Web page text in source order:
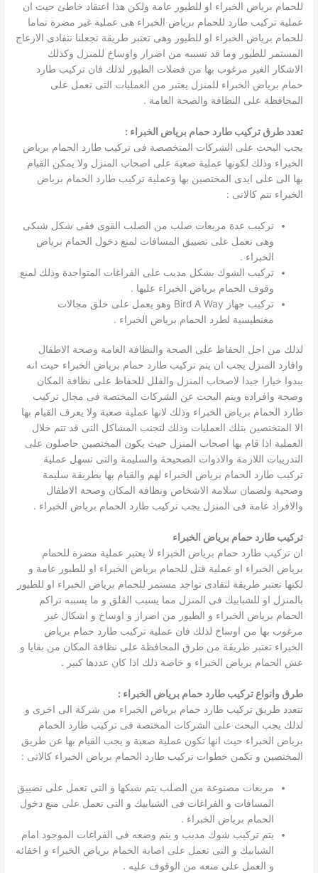
للحمام برياض الخبراء او للطيور عامة ولكن هذا اعتقاد خاطئ حيث ان
عملية تركيب طارد للحمام برياض الخبراء هى عملية غير مضرة تماما
للحمام برياض الخبراء او للطيور وهى تعتبر طريقة تجعلنا نتفادى الازعاج
المستمر للطيور وما قد تسببه من اضرار واوساخ للمنزل وكذلك
الاشكار الغير مرغوب بها من فضلات الطيور لذلك فان تركيب طارد
حمام برياض الخبراء للمنزل يعتبر من العمليات التى تعمل على
المحافظة على النظافة والصحة العامة .
تعدد طرق تركيب طارد حمام برياض الخبراء :
يجب البحث على الشركات المتخصصة فى تركيب طارد الحمام برياض
الخبراء وذلك لكونها عملية صعبة على اصحاب المنزل ولا يمكن القيام
بها الى على ايدى المختصين بها وعملية تركيب طارد الحمام برياض
الخبراء تتم كالاتى :
تركيب عدة مربعات صلب من الصلب القوى فقى شكل شبكى
وهى تعمل على تضييق المسافات لمنع دخول الحمام برياض
الخبراء .
تركيب الشوك بشكل مدبب على الفراغات المتواجدة وذلك لمنع
وقوف الحمام برياض الخبراء عليها .
تركيب جهاز Bird A Way وهو يعمل على خلق مجالات
مغنطيسية لطرد الحمام برياض الخبراء .
لذلك من اجل الحفاظ على الصحة والنظافة العامة وصحة الاطفال
وافارد المنزل يجب ان يتم تركيب طارد حمام برياض الخبراء حيث انه
يبدوا خيارا جيدا لاصحاب المنزل والفلل للحفاظ على نظافة المكان
وصحة وافراده ويتم البحث عن الشركات المختصة فى مجال تركيب
طارد الحمام برياض الخبراء وذلك لانها عملية صعبة ولا يعرف القيام بها
الا المتختصين بتلك العمليات وذلك لتجنب المشاكل التى قد تتم خلال
العملية اذا قام بها اصحاب المنزل حيث يكون المختصين حاصلون على
التدريبات اللازمة والادوات الصحيحة والسليمة والتى تسهل عملية
تركيب طارد الحمام برياض الخبراء لهم والقيام بها بطريقة سليمة
وصحية ولضمان سلامة الاشخاص ونظافة المكان وصحة الاطفال
والافراد عامة فى المنزل يجب تركيب طارد الحمام برياض الخبراء .
تركيب طارد حمام برياض الخبراء
ان تركيب طارد حمام برياض الخبراء لا يعتبر عملية مضرة للحمام
برياض الخبراء او عملية قتل للحمام برياض الخبراء او للطيور عامة و
لكنها تعتبر طريقة لتفادى تواجد مستمر للحمام برياض الخبراء او للطيور
بالمنزل او للشبابيك فى المنزل مما يسبب القلق و ما يسببه تراكم
الحمام برياض الخبراء و الطيور من اضرار و اوساخ و اشكال غير
مرغوب بها من اوساخ لذلك فان عملية تركيب طارد حمام برياض
الخبراء تعتبر طريقة من طرق المحافظة على نظافة المكان من بقايا و
عش الحمام برياض الخبراء و خاصة ذلك اذا كان عددها كبير .
طرق وانواع تركيب طارد حمام برياض الخبراء :
تتعدد طريق تركيب طارد حمام برياض الخبراء من شركة الى اخرى و
لذلك يجب البحث على الشركات المختصة فى تركيب طارد الحمام
برياض الخبراء حيث انها تكون عملية صعبة و يجب القيام بها عن طريق
المختصين و تكمن خطوات تركيب طارد الحمام برياض الخبراء كالاتى :
مربعات مصنوعة من الصلب يتم شبكها و التى تعمل على تضييق
المسافات و الفراغات فى الشبابيك و التى تعمل على منع دخول
الحمام برياض الخبراء .
يتم تركيب شوك مدبب و يتم وضعه فى الفراغات الموجود امام
الشبابيك و التى تعمل على اصابة الحمام برياض الخبراء و اخفائه
و العمل على منعه من الوقوف عليه .